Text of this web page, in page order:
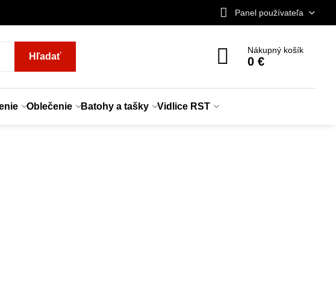
Panel používateľa
Hľadať
Nákupný košík
0 €
Oblečenie Batohy a tašky Vidlice RST